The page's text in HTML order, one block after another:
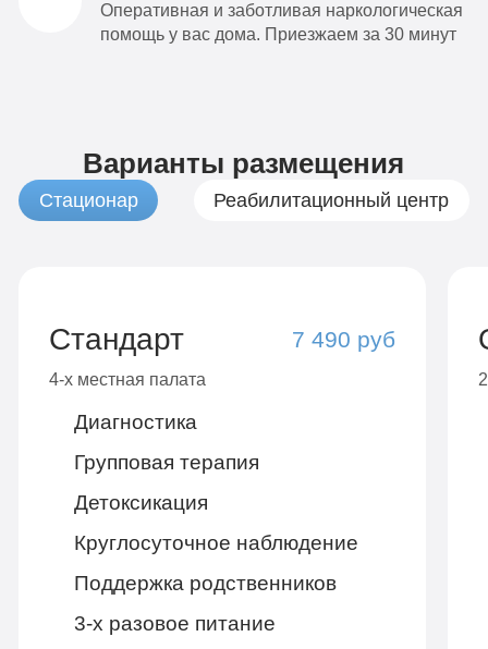
Оперативная и заботливая наркологическая
помощь у вас дома. Приезжаем за 30 минут
Варианты размещения
Стационар Реабилитационный центр
Стандарт 7 490 руб
4-х местная палата
Диагностика
Групповая терапия
Детоксикация
Круглосуточное наблюдение
Поддержка родственников
3-х разовое питание